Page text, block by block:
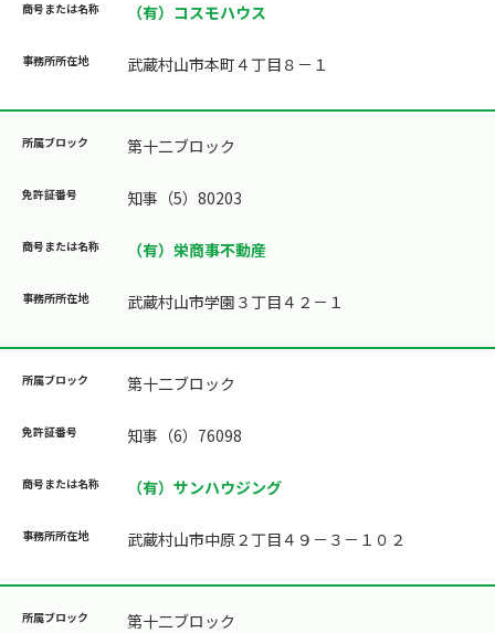
（有）コスモハウス
武蔵村山市本町４丁目８－１
第十二ブロック
知事（5）80203
（有）栄商事不動産
武蔵村山市学園３丁目４２－１
第十二ブロック
知事（6）76098
（有）サンハウジング
武蔵村山市中原２丁目４９－３－１０２
第十二ブロック